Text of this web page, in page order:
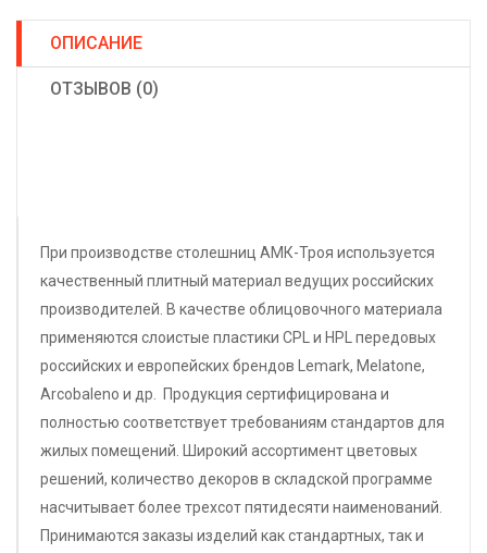
ОПИСАНИЕ
ОТЗЫВОВ (0)
При производстве столешниц АМК-Троя используется
качественный плитный материал ведущих российских
производителей. В качестве облицовочного материала
применяются слоистые пластики CPL и HPL передовых
российских и европейских брендов Lemark, Melatone,
Arcobaleno и др. Продукция сертифицирована и
полностью соответствует требованиям стандартов для
жилых помещений. Широкий ассортимент цветовых
решений, количество декоров в складской программе
насчитывает более трехсот пятидесяти наименований.
Принимаются заказы изделий как стандартных, так и